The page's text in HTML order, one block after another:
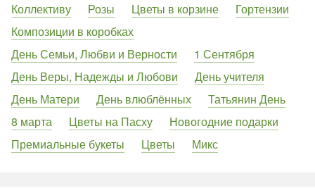
Коллективу
Розы Цветы в корзине
Гортензии
Композиции в коробках
День Семьи, Любви и Верности
1 Сентября
День Веры, Надежды и Любови
День учителя
День Матери
День влюблённых
Татьянин День
8 марта
Цветы на Пасху
Новогодние подарки
Премиальные букеты
Цветы Микс